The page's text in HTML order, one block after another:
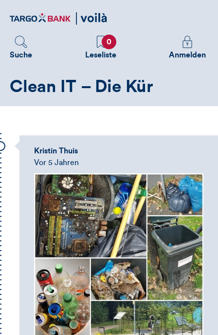
zum
Suche
Favoriten
0
Leseliste
Melden
Sie
Anmelden
Clean IT – Die Kür
Kristin Thuis
Vor 5 Jahren